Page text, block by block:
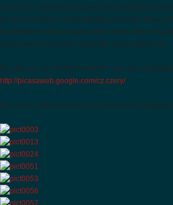
Da wir hier auf dem Blog aus Speicherplatz-
ja schon einmal in einem Beitrag auf unser
kompletten Fotos zu finden sind. Dieses Album
aktualisiert und auf den neuesten Stand gebracht.
Für alle, die es nichtmehr wissen, sich aber
http://picasaweb.google.com/cz.czery/
Hier unten gibt es schonmal einen kleinen